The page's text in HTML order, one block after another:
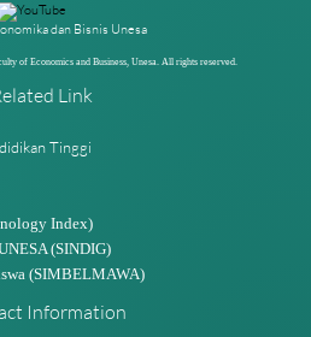
dan Bisnis Unesa
of Economics and Business, Unesa. All rights reserved.
Link
Tinggi
Index)
(SINDIG)
(SIMBELMAWA)
Information